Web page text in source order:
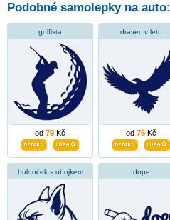
Podobné samolepky na auto:
golfista
od 79 Kč
dravec v letu
od 76 Kč
buldoček s obojkem dope